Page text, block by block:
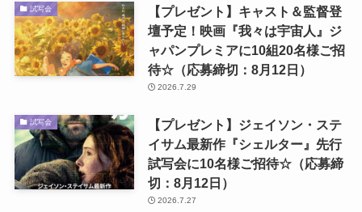
試写会
【プレゼント】キャスト＆監督登
壇予定！映画『我々は宇宙人』ジ
ャパンプレミアに10組20名様ご招
待☆（応募締切：8月12日）
2026.7.29
試写会
【プレゼント】ジェイソン・ステ
イサム最新作『シェルター』先行
試写会に10名様ご招待☆（応募締
切：8月12日）
2026.7.27